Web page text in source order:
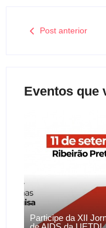
Post anterior
Eventos que
Participe da XII